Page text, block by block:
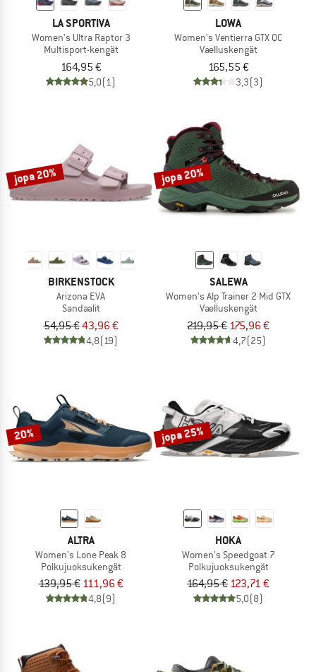
LA SPORTIVA
Women's Ultra Raptor 3
Multisport-kengät
164,95 €
5,0(1)
LOWA
Women's Ventierra GTX QC
Vaelluskengät
165,55 €
3,3(3)
jopa 20%
BIRKENSTOCK
Arizona EVA
Sandaalit
54,95 €43,96 €
4,8(19)
jopa 20%
SALEWA
Women's Alp Trainer 2 Mid GTX
Vaelluskengät
219,95 € 175,96 €
4,7(25)
20%
ALTRA
Women's Lone Peak 8
Polkujuoksukengät
139,95 € 111,96 €
4,8(9)
jopa 25%
HOKA
Women's Speedgoat 7
Polkujuoksukengät
164,95 € 123,71 €
5,0(8)